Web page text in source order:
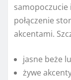
samopoczucie
połączenie
akcentami.
jasne beże
żywe